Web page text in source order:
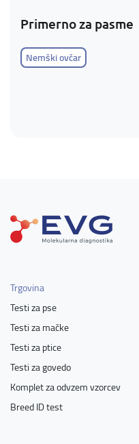
Primerno za pasme
Nemški ovčar
Trgovina
Testi za pse
Testi za mačke
Testi za ptice
Testi za govedo
Komplet za odvzem vzorcev
Breed ID test